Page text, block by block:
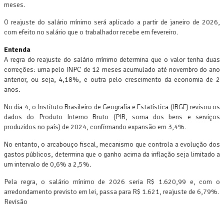
meses.
O reajuste do salário mínimo será aplicado a partir de janeiro de 2026,
com efeito no salário que o trabalhador recebe em fevereiro.
Entenda
A regra do reajuste do salário mínimo determina que o valor tenha duas
correções: uma pelo INPC de 12 meses acumulado até novembro do ano
anterior, ou seja, 4,18%, e outra pelo crescimento da economia de 2
anos.
No dia 4, o Instituto Brasileiro de Geografia e Estatística (IBGE) revisou os
dados do Produto Interno Bruto (PIB, soma dos bens e serviços
produzidos no país) de 2024, confirmando expansão em 3,4%.
No entanto, o arcabouço fiscal, mecanismo que controla a evolução dos
gastos públicos, determina que o ganho acima da inflação seja limitado a
um intervalo de 0,6% a 2,5%.
Pela regra, o salário mínimo de 2026 seria R$ 1.620,99 e, com o
arredondamento previsto em lei, passa para R$ 1.621, reajuste de 6,79%.
Revisão